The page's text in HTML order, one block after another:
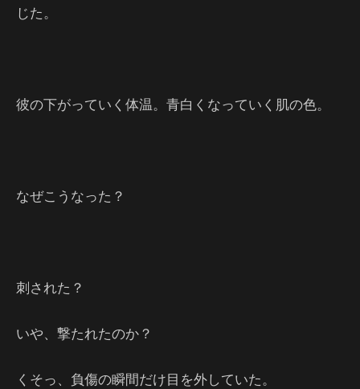
じた。
彼の下がっていく体温。青白くなっていく肌の色。
なぜこうなった？
刺された？
いや、撃たれたのか？
くそっ、負傷の瞬間だけ目を外していた。